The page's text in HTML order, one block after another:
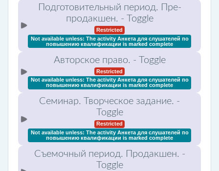
Подготовительный период. Пре-
продакшен. - Toggle
Restricted
Not available unless: The activity Анкета для слушателей по
повышению квалификации is marked complete
Авторское право. - Toggle
Restricted
Not available unless: The activity Анкета для слушателей по
повышению квалификации is marked complete
Семинар. Творческое задание. -
Toggle
Restricted
Not available unless: The activity Анкета для слушателей по
повышению квалификации is marked complete
Съемочный период. Продакшен. -
Toggle